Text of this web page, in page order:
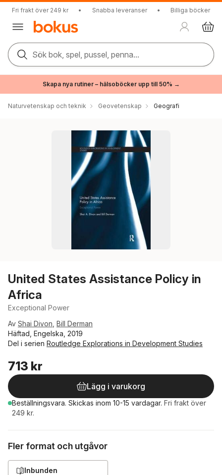
Fri frakt över 249 kr • Snabba leveranser • Billiga böcker
Sök bok, spel, pussel, penna...
Skapa nya rutiner – hälsoböcker upp till 50% →
Naturvetenskap och teknik Geovetenskap Geografi
United States Assistance Policy in
Africa
Exceptional Power
Av Shai Divon Bill Derman
Häftad, Engelska, 2019
Del i serien Routledge Explorations in Development Studies
713 kr
Lägg i varukorg
Beställningsvara. Skickas inom 10-15 vardagar. Fri frakt över
249 kr.
Fler format och utgåvor
Inbunden